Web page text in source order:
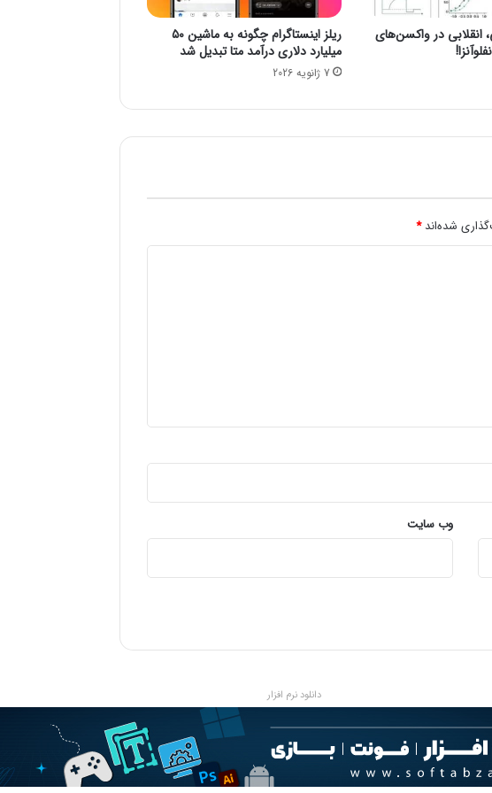
v
O
.
ت
ش
در واکسن‌های
ریلز اینستاگرام چگونه به ماشین ۵۰
میلیارد دلاری درآمد متا تبدیل شد
7 ژانویه 2026
شده‌اند*
وب‌ سایت
دانلود نرم افزار